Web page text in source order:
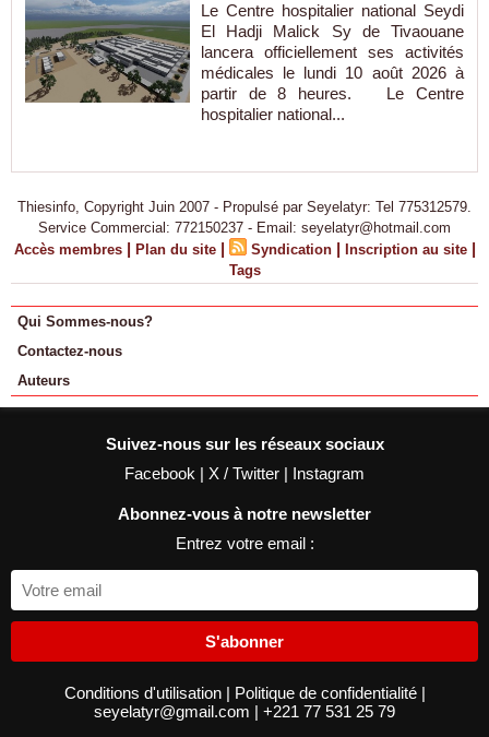
Le Centre hospitalier national Seydi
El Hadji Malick Sy de Tivaouane
lancera officiellement ses activités
médicales le lundi 10 août 2026 à
partir de 8 heures. Le Centre
hospitalier national...
Thiesinfo, Copyright Juin 2007 - Propulsé par Seyelatyr: Tel 775312579.
Service Commercial: 772150237 - Email: seyelatyr@hotmail.com
Accès membres | Plan du site | Syndication | Inscription au site |
Tags
Qui Sommes-nous?
Contactez-nous
Auteurs
Suivez-nous sur les réseaux sociaux
Facebook | X / Twitter | Instagram
Abonnez-vous à notre newsletter
Entrez votre email :
S'abonner
Conditions d'utilisation | Politique de confidentialité |
seyelatyr@gmail.com | +221 77 531 25 79